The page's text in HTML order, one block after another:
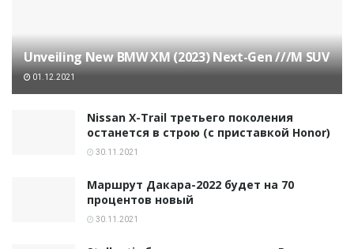
Unveiling New BMW XM (2023) Next-Gen ///M SUV
01.12.2021
Nissan X-Trail третьего поколения
останется в строю (с приставкой Honor)
30.11.2021
Маршрут Дакара-2022 будет на 70
процентов новый
30.11.2021